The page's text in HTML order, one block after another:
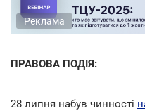
Реклама
ПРАВОВА ПОДІЯ:
28 липня набув чинності